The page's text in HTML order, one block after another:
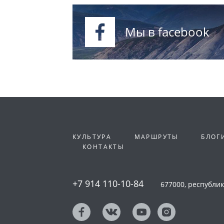
Мы в facebook
КУЛЬТУРА МАРШРУТЫ
КОНТАКТЫ
+7 914 110-10-84 677000,